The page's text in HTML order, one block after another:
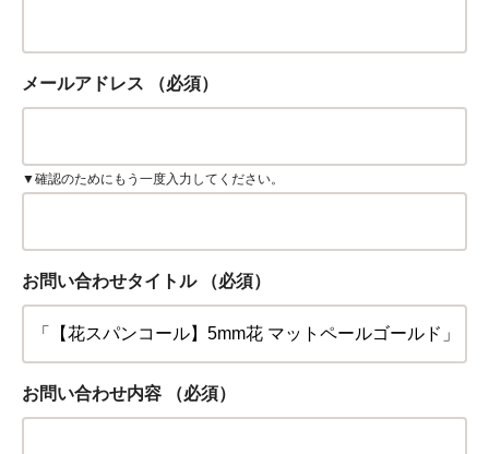
メールアドレス （必須）
▼確認のためにもう一度入力してください。
お問い合わせタイトル （必須）
お問い合わせ内容 （必須）